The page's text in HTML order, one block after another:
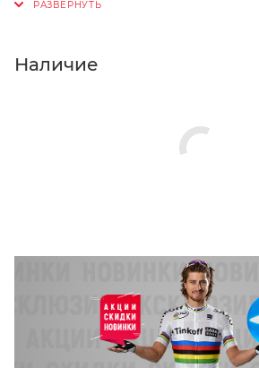
Нажмите кнопку «Оформить заказ».
Наличие